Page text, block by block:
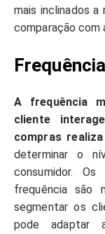
mais inclinados a
comparação com
Frequência
A frequência
cliente
compras
determinar o
consumidor.
frequência são
segmentar os
pode adaptar